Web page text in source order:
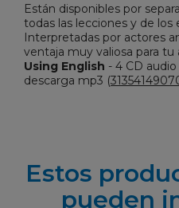
Están disponibles por
todas las lecciones y de los
Interpretadas por actores
ventaja muy valiosa para tu
Using English - 4 CD audio
descarga mp3 (
Estos
pueden